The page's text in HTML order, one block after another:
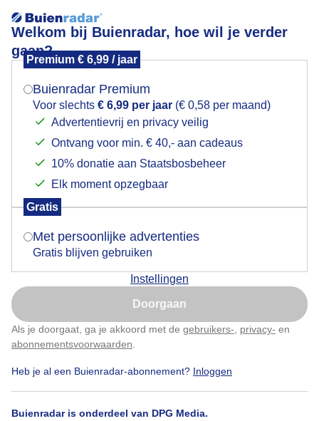
Welkom bij Buienradar, hoe wil je verder
gaan?
Premium € 6,99 / jaar
Buienradar Premium
Voor slechts € 6,99 per jaar (€ 0,58 per maand)
Advertentievrij en privacy veilig
Ontvang voor min. € 40,- aan cadeaus
10% donatie aan Staatsbosbeheer
Elk moment opzegbaar
Gratis
Met persoonlijke advertenties
Gratis blijven gebruiken
Instellingen
Doorgaan
Als je doorgaat, ga je akkoord met de gebruikers- privacy- en
abonnementsvoorwaarden
Heb je al een Buienradar-abonnement? Inloggen
Buienradar is onderdeel van DPG Media.
Zonnekracht
Rijp en zonnekracht in beeld
Door: Joost Mooij Gemaakt: 13-04-2021, 792x bekeken
Mogen we je locatie gebruiken voor het
Indien je hier nog geen akkoord op hebt gegeven,
verschijnt er zo een pop-up uit je browser waarin
Is goed, toon de popup
Nu niet, misschien later
Klik hierom dit aan te passen